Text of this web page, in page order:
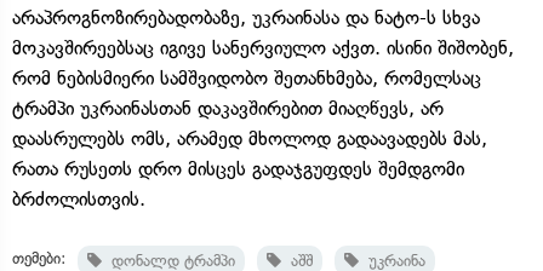
არაპროგნოზირებადობაზე, უკრაინასა და ნატო-ს სხვა
მოკავშირეებსაც იგივე სანერვიულო აქვთ. ისინი შიშობენ,
რომ ნებისმიერი სამშვიდობო შეთანხმება, რომელსაც
ტრამპი უკრაინასთან დაკავშირებით მიაღწევს, არ
დაასრულებს ომს, არამედ მხოლოდ გადაავადებს მას,
რათა რუსეთს დრო მისცეს გადაჯგუფდეს შემდგომი
ბრძოლისთვის.
თემები: დონალდ ტრამპი აშშ
უკრაინა